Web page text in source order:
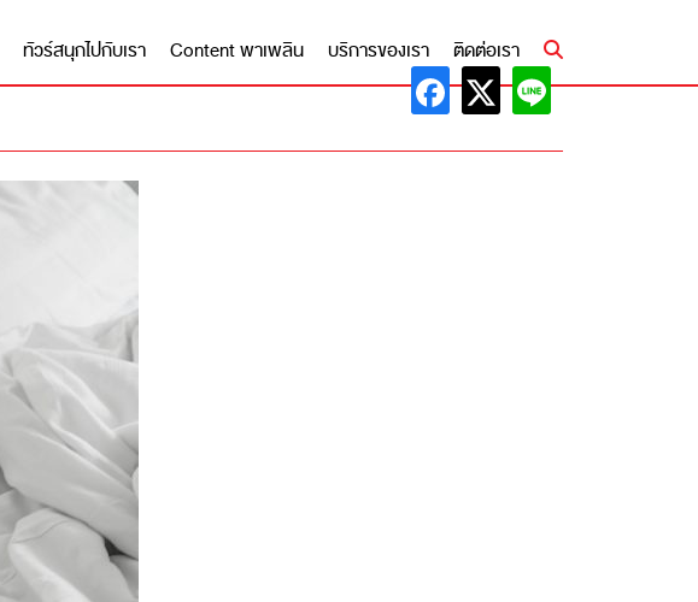
ทัวร์สนุกไปกับเรา Content พาเพลิน บริการของเรา ติดต่อเรา